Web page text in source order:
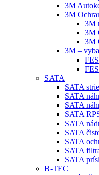
3M
3M
3M
3M
3M
3M –
SATA
SATA
SATA
SATA
SATA
SATA
SATA
SATA
SATA
SATA
B-TEC